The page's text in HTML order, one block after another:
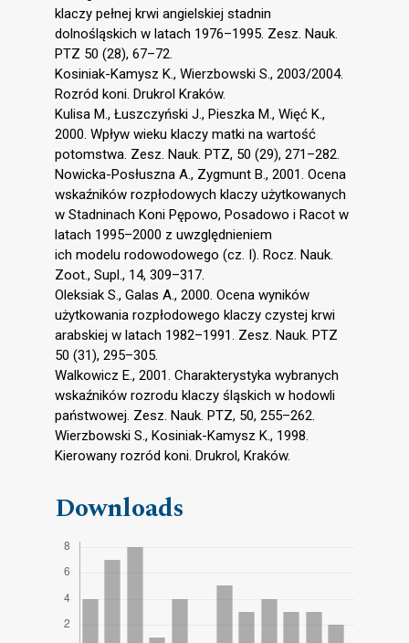
klaczy pełnej krwi angielskiej stadnin
dolnośląskich w latach 1976–1995. Zesz. Nauk.
PTZ 50 (28), 67–72.
Kosiniak-Kamysz K., Wierzbowski S., 2003/2004.
Rozród koni. Drukrol Kraków.
Kulisa M., Łuszczyński J., Pieszka M., Więć K.,
2000. Wpływ wieku klaczy matki na wartość
potomstwa. Zesz. Nauk. PTZ, 50 (29), 271–282.
Nowicka-Posłuszna A., Zygmunt B., 2001. Ocena
wskaźników rozpłodowych klaczy użytkowanych
w Stadninach Koni Pępowo, Posadowo i Racot w
latach 1995–2000 z uwzględnieniem
ich modelu rodowodowego (cz. I). Rocz. Nauk.
Zoot., Supl., 14, 309–317.
Oleksiak S., Galas A., 2000. Ocena wyników
użytkowania rozpłodowego klaczy czystej krwi
arabskiej w latach 1982–1991. Zesz. Nauk. PTZ
50 (31), 295–305.
Walkowicz E., 2001. Charakterystyka wybranych
wskaźników rozrodu klaczy śląskich w hodowli
państwowej. Zesz. Nauk. PTZ, 50, 255–262.
Wierzbowski S., Kosiniak-Kamysz K., 1998.
Kierowany rozród koni. Drukrol, Kraków.
Downloads